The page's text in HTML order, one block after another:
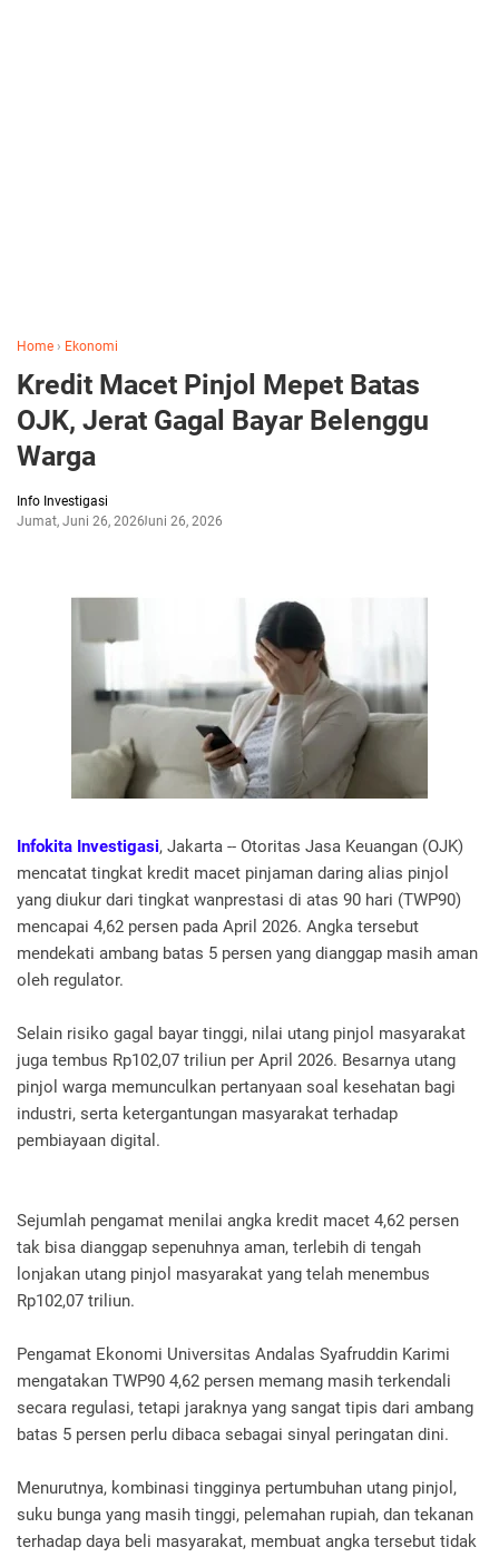
Home › Ekonomi
Kredit Macet Pinjol Mepet Batas
OJK, Jerat Gagal Bayar Belenggu
Warga
Info Investigasi
Jumat, Juni 26, 2026Juni 26, 2026
Infokita Investigasi, Jakarta -- Otoritas Jasa Keuangan (OJK)
mencatat tingkat kredit macet pinjaman daring alias pinjol
yang diukur dari tingkat wanprestasi di atas 90 hari (TWP90)
mencapai 4,62 persen pada April 2026. Angka tersebut
mendekati ambang batas 5 persen yang dianggap masih aman
oleh regulator.
Selain risiko gagal bayar tinggi, nilai utang pinjol masyarakat
juga tembus Rp102,07 triliun per April 2026. Besarnya utang
pinjol warga memunculkan pertanyaan soal kesehatan bagi
industri, serta ketergantungan masyarakat terhadap
pembiayaan digital.
Sejumlah pengamat menilai angka kredit macet 4,62 persen
tak bisa dianggap sepenuhnya aman, terlebih di tengah
lonjakan utang pinjol masyarakat yang telah menembus
Rp102,07 triliun.
Pengamat Ekonomi Universitas Andalas Syafruddin Karimi
mengatakan TWP90 4,62 persen memang masih terkendali
secara regulasi, tetapi jaraknya yang sangat tipis dari ambang
batas 5 persen perlu dibaca sebagai sinyal peringatan dini.
Menurutnya, kombinasi tingginya pertumbuhan utang pinjol,
suku bunga yang masih tinggi, pelemahan rupiah, dan tekanan
terhadap daya beli masyarakat, membuat angka tersebut tidak